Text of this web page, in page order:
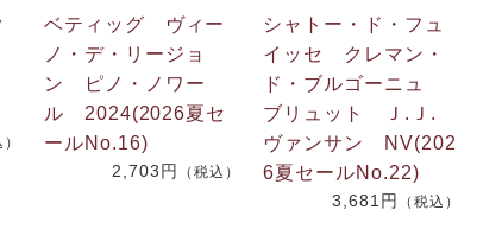
ベティッグ ヴィー
ノ・デ・リージョ
ン ピノ・ノワー
ル 2024(2026夏セ
ールNo.16)
2,703円 （税込）
シャトー・ド・フュ
イッセ クレマン・
ド・ブルゴーニュ
ブリュット Ｊ.Ｊ.
ヴァンサン NV(202
6夏セールNo.22)
3,681円 （税込）